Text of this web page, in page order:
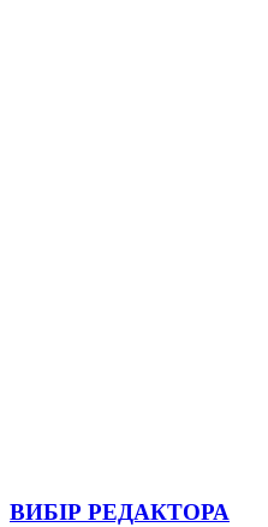
ВИБІР РЕДАКТОРА